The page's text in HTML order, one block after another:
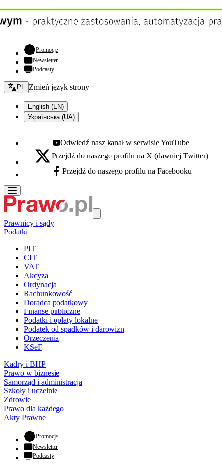
Promocje- otwiera się w nowej karcie
Newsletter
Podcasty
Zmień język - bieżący:
PL Zmień język strony
English (EN)
Українська (UA)
Youtube - otwiera się w nowej karcie
Odwiedź nasz kanał w serwisie YouTube
X - otwiera się w nowej karcie
Przejdź do naszego profilu na X (dawniej Twitter)
Facebook - otwiera się w nowej karcie
Przejdź do naszego profilu na Facebooku
Prawnicy i sądy
Podatki
PIT
CIT
VAT
Akcyza
Ordynacja
Rachunkowość
Doradca podatkowy
Finanse publiczne
Podatki i opłaty lokalne
Podatek od spadków i darowizn
Orzeczenia
KSeF
Kadry i BHP
Prawo w biznesie
Samorząd i administracja
Szkoły i uczelnie
Zdrowie
Prawo dla każdego
Akty Prawne
Promocje- otwiera się w nowej karcie
Newsletter
Podcasty